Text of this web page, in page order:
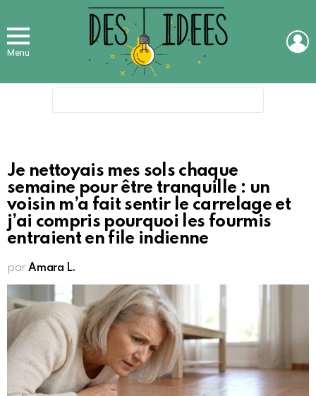
Menu
Je nettoyais mes sols chaque
semaine pour être tranquille : un
voisin m’a fait sentir le carrelage et
j’ai compris pourquoi les fourmis
entraient en file indienne
par Amara L.